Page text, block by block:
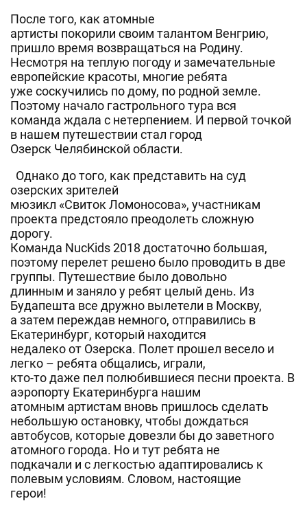
После того, как атомные
артисты покорили своим талантом Венгрию,
пришло время возвращаться на Родину.
Несмотря на теплую погоду и замечательные
европейские красоты, многие ребята
уже соскучились по дому, по родной земле.
Поэтому начало гастрольного тура вся
команда ждала с нетерпением. И первой точкой
в нашем путешествии стал город
Озерск Челябинской области.
Однако до того, как представить на суд
озерских зрителей
мюзикл «Свиток Ломоносова», участникам
проекта предстояло преодолеть сложную
дорогу.
Команда NucKids 2018 достаточно большая,
поэтому перелет решено было проводить в две
группы. Путешествие было довольно
длинным и заняло у ребят целый день. Из
Будапешта все дружно вылетели в Москву,
а затем переждав немного, отправились в
Екатеринбург, который находится
недалеко от Озерска. Полет прошел весело и
легко – ребята общались, играли,
кто-то даже пел полюбившиеся песни проекта. В
аэропорту Екатеринбурга нашим
атомным артистам вновь пришлось сделать
небольшую остановку, чтобы дождаться
автобусов, которые довезли бы до заветного
атомного города. Но и тут ребята не
подкачали и с легкостью адаптировались к
полевым условиям. Словом, настоящие
герои!